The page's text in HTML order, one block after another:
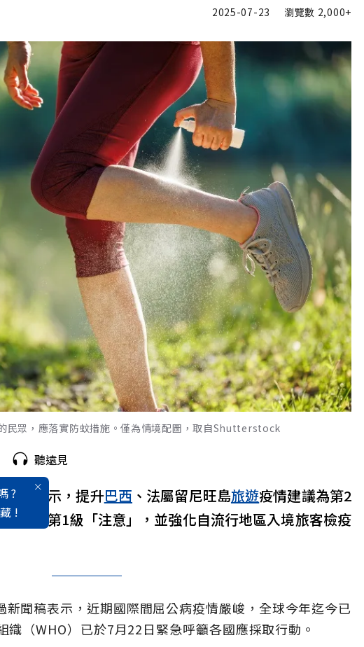
2025-07-23 瀏覽數 2,000+
民眾，應落實防蚊措施。僅為情境配圖，取自Shutterstock
?
!
聽遠見
天表示，提升巴西 、法屬留尼旺島旅遊疫情建議為第2
等則為第1級「注意」，並強化自流行地區入境旅客檢疫
聞稿表示，近期國際間屈公病疫情嚴峻，全球今年迄今已
織（WHO）已於7月22日緊急呼籲各國應採取行動。